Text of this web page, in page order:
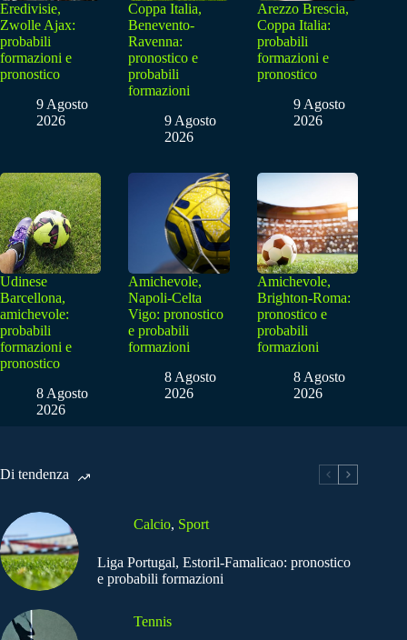
Eredivisie,
Zwolle Ajax:
probabili
formazioni e
pronostico
9 Agosto
2026
Coppa Italia,
Benevento-
Ravenna:
pronostico e
probabili
formazioni
9 Agosto
2026
Arezzo Brescia,
Coppa Italia:
probabili
formazioni e
pronostico
9 Agosto
2026
Udinese
Barcellona,
amichevole:
probabili
formazioni e
pronostico
8 Agosto
2026
Amichevole,
Napoli-Celta
Vigo: pronostico
e probabili
formazioni
8 Agosto
2026
Amichevole,
Brighton-Roma:
pronostico e
probabili
formazioni
8 Agosto
2026
Di tendenza
Calcio, Sport
Liga Portugal, Estoril-Famalicao: pronostico
e probabili formazioni
Tennis